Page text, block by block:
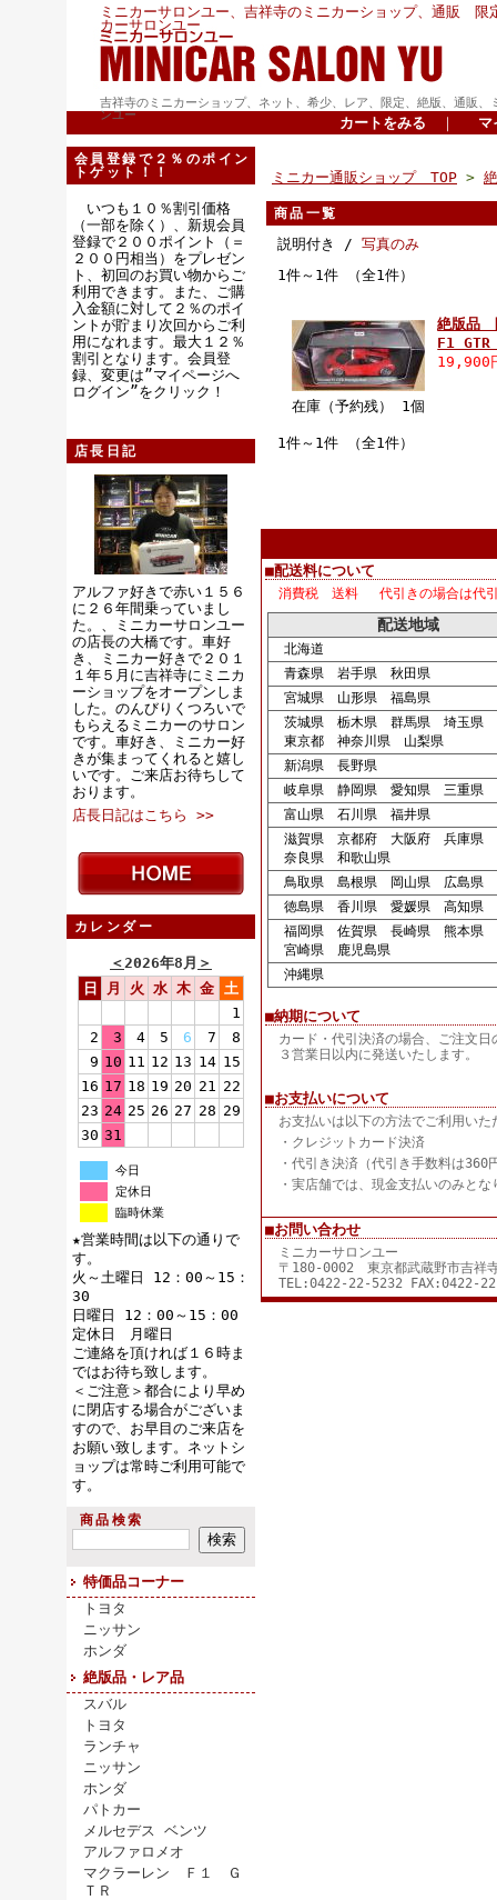
ミニカーサロンユー、吉祥寺のミニカーショップ、通販 限
カーサロンユー
吉祥寺のミニカーショップ、ネット、希少、レア、限定、絶版、通販、
ンユー
カートをみる ｜ マ
会員登録で２％のポイン
トゲット！！
いつも１０％割引価格
（一部を除く）、新規会員
登録で２００ポイント（＝
２００円相当）をプレゼン
ト、初回のお買い物からご
利用できます。また、ご購
入金額に対して２％のポイ
ントが貯まり次回からご利
用になれます。最大１２％
割引となります。会員登
録、変更は”マイページへ
ログイン”をクリック！
店長日記
アルファ好きで赤い１５６
に２６年間乗っていまし
た。、ミニカーサロンユー
の店長の大橋です。車好
き、ミニカー好きで２０１
１年５月に吉祥寺にミニカ
ーショップをオープンしま
した。のんびりくつろいで
もらえるミニカーのサロン
です。車好き、ミニカー好
きが集まってくれると嬉し
いです。ご来店お待ちして
おります。
店長日記はこちら >>
カレンダー
＜2026年8月 ＞
日
月 火 水 木 金 土
1
2
3 4 5 6 7
8
9 10 11 12 13 14 15
16 17 18 19 20 21 22
23 24 25 26 27 28 29
30 31
今日
定休日
臨時休業
★営業時間は以下の通りで
す。
火～土曜日 12：00～15：
30
日曜日 12：00～15：00
定休日 月曜日
ご連絡を頂ければ１６時ま
ではお待ち致します。
＜ご注意＞都合により早め
に閉店する場合がございま
すので、お早目のご来店を
お願い致します。ネットシ
ョップは常時ご利用可能で
す。
商品検索
特価品コーナー
トヨタ
ニッサン
ホンダ
絶版品・レア品
スバル
トヨタ
ランチャ
ニッサン
ホンダ
パトカー
メルセデス ベンツ
アルファロメオ
マクラーレン Ｆ１ Ｇ
ＴＲ
ミニカー通販ショップ TOP >
商品一覧
説明付き / 写真のみ
1件～1件 （全1件）
在庫（予約残） 1個
絶版品
F1
19,900
1件～1件 （全1件）
■配送料について
消費税 送料 代引きの場合は代引
配送地域
北海道
青森県 岩手県 秋田県
宮城県 山形県 福島県
茨城県 栃木県 群馬県 埼玉県
東京都 神奈川県 山梨県
新潟県 長野県
岐阜県 静岡県 愛知県 三重県
富山県 石川県 福井県
滋賀県 京都府 大阪府 兵庫県
奈良県 和歌山県
鳥取県 島根県 岡山県 広島県
徳島県 香川県 愛媛県 高知県
福岡県 佐賀県 長崎県 熊本県
宮崎県 鹿児島県
沖縄県
■納期について
カード・代引決済の場合、ご注文日
３営業日以内に発送いたします。
■お支払いについて
お支払いは以下の方法でご利用いた
・クレジットカード決済
・代引き決済（代引き手数料は360
・実店舗では、現金支払いのみとな
■お問い合わせ
ミニカーサロンユー
〒180-0002 東京都武蔵野市吉祥
TEL:0422-22-5232 FAX:0422-